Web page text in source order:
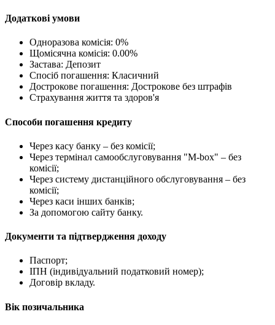
Додаткові умови
Одноразова комісія: 0%
Щомісячна комісія: 0.00%
Застава: Депозит
Спосіб погашення: Класичний
Дострокове погашення: Дострокове без штрафів
Страхування життя та здоров'я
Способи погашення кредиту
Через касу банку – без комісії;
Через термінал самообслуговування "М-box" – без
комісії;
Через систему дистанційного обслуговування – без
комісії;
Через каси інших банків;
За допомогою сайту банку.
Документи та підтвердження доходу
Паспорт;
ІПН (індивідуальний податковий номер);
Договір вкладу.
Вік позичальника